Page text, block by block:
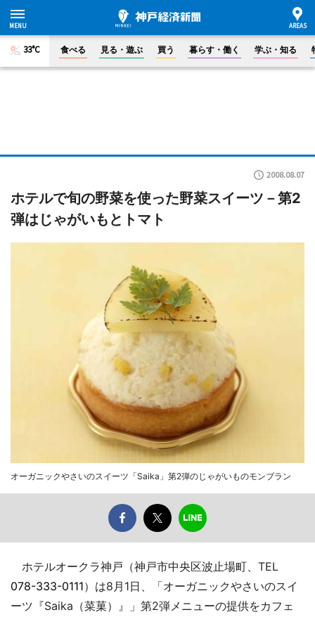
33°C 食べる 見る・遊ぶ 買う 暮らす・働く 学ぶ・知る
2008.08.07
ホテルで旬の野菜を使った野菜スイーツ－第2
弾はじゃがいもとトマト
オーガニックやさいのスイーツ「Saika」第2弾のじゃがいものモンブラン
ホテルオークラ神戸（神戸市中央区波止場町、TEL
078-333-0111）は8月1日、「オーガニックやさいのスイ
ーツ『Saika（菜菓）』」第2弾メニューの提供をカフェ